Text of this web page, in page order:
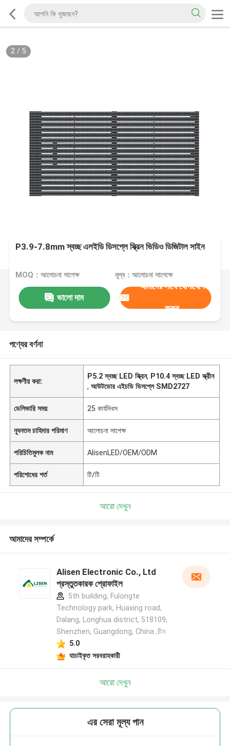
2/ 5
P3.9-7.8mm স্বচ্ছ এলইডি ডিসপ্লে স্ক্রিন ভিডিও ডিজিটাল সাইন
MOQ：আলোচনা সাপেক্ষ মূল্য：আলোচনা সাপেক্ষে
ভালো দাম
আমাদের সাথে যোগাযোগ
করুন
পণ্যের বর্ণনা
লক্ষণীয় করা:
P5.2 স্বচ্ছ LED স্ক্রিন, P10.4 স্বচ্ছ LED স্ক্রীন
,আউটডোর এইচডি ডিসপ্লে SMD2727
ডেলিভারি সময় 25 কার্যদিবস
ন্যূনতম চাহিদার পরিমাণ আলোচনা সাপেক্ষ
পরিচিতিমুলক নাম AlisenLED/OEM/ODM
পরিশোধের শর্ত টি/টি
আরো দেখুন
আমাদের সম্পর্কে
Alisen Electronic Co., Ltd
প্রস্তুতকারক প্রোফাইল
5th building, Fulongte
Technology park, Huaxing road,
Dalang, Longhua district, 518109,
Shenzhen, Guangdong, China ,চীন
5.0
যাচাইকৃত সরবরাহকারী
আরো দেখুন
এর সেরা মূল্য পান